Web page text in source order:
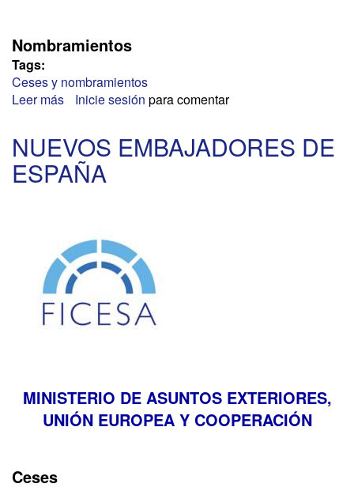
Nombramientos
Tags:
Ceses y nombramientos
Leer más sobre
LA
MINISTRA
DE
Inicie sesión para comentar
NUEVOS EMBAJADORES DE
ESPAÑA
MINISTERIO DE ASUNTOS EXTERIORES,
UNIÓN EUROPEA Y COOPERACIÓN
Ceses